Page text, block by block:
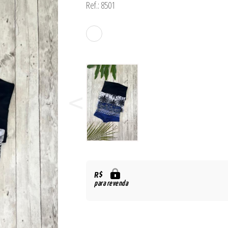
Ref.: 8501
R$
para revenda